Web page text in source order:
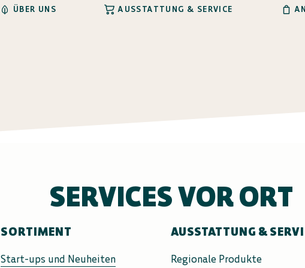
ÜBER UNS AUSSTATTUNG & SERVICE
SERVICES VOR ORT
SORTIMENT
Start-ups und Neuheiten
AUSSTATTUNG &
Regionale Produkte